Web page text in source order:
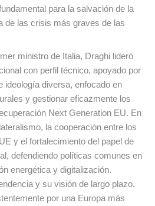
para la salvación de la
de las crisis más graves de las
ministro de Italia, Draghi lideró
con perfil técnico, apoyado por
ideología diversa, enfocado en
y gestionar eficazmente los
Next Generation EU. En
la cooperación entre los
y el fortalecimiento del papel de
defendiendo políticas comunes en
energética y digitalización.
y su visión de largo plazo,
por una Europa más